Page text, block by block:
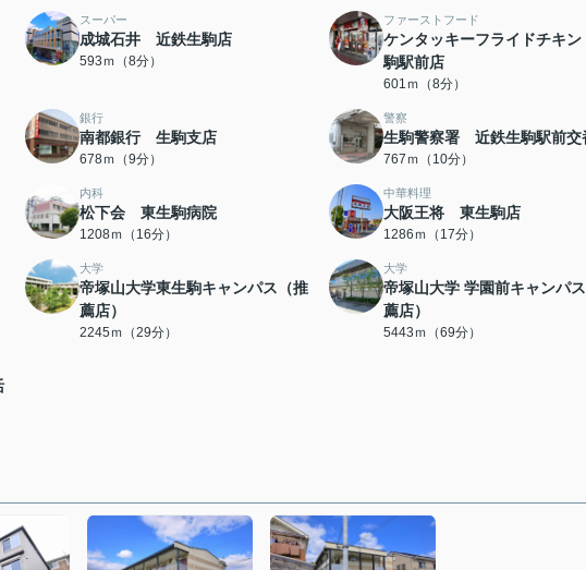
スーパー
成城石井 近鉄生駒店
593ｍ（8分）
ファーストフード
ケンタッキーフライドチキ
駒駅前店
601ｍ（8分）
銀行
南都銀行 生駒支店
678ｍ（9分）
警察
生駒警察署 近鉄生駒駅前交
767ｍ（10分）
内科
松下会 東生駒病院
1208ｍ（16分）
中華料理
大阪王将 東生駒店
1286ｍ（17分）
大学
帝塚山大学東生駒キャンパス（推
薦店）
2245ｍ（29分）
大学
帝塚山大学 学園前キャンパ
薦店）
5443ｍ（69分）